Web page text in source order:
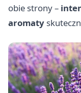
obie strony –
aromaty